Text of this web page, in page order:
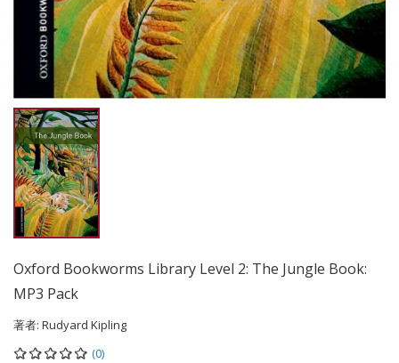
Oxford Bookworms Library Level 2: The Jungle Book:
MP3 Pack
著者: Rudyard Kipling
(0)